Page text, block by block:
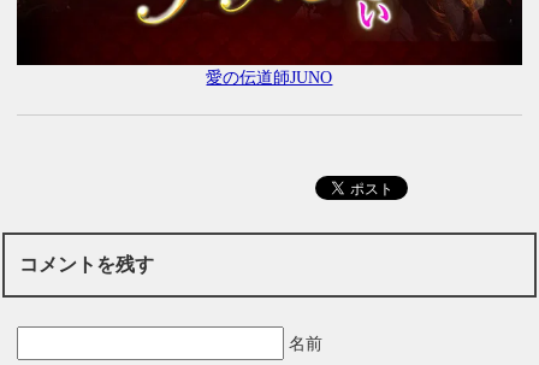
愛の伝道師JUNO
コメントを残す
名前